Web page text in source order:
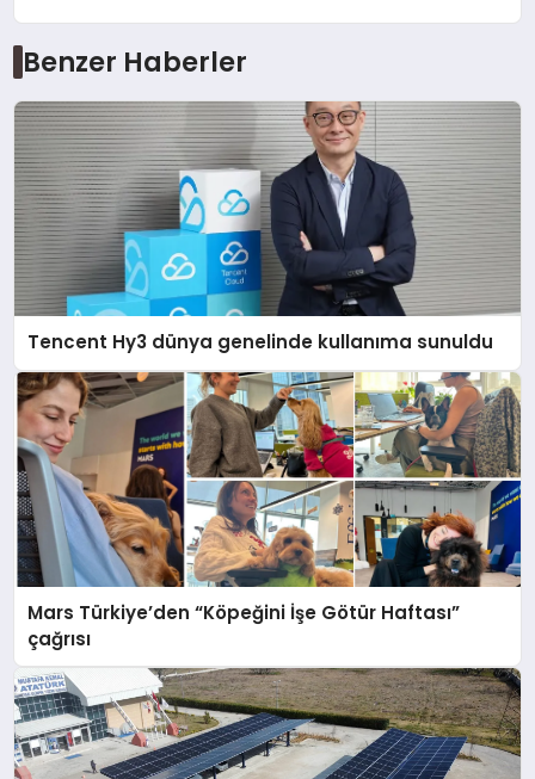
Benzer Haberler
Tencent Hy3 dünya genelinde kullanıma sunuldu
Mars Türkiye’den “Köpeğini İşe Götür Haftası”
çağrısı